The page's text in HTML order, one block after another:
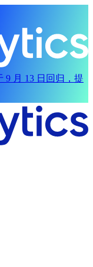
9 月 13 日回归，提